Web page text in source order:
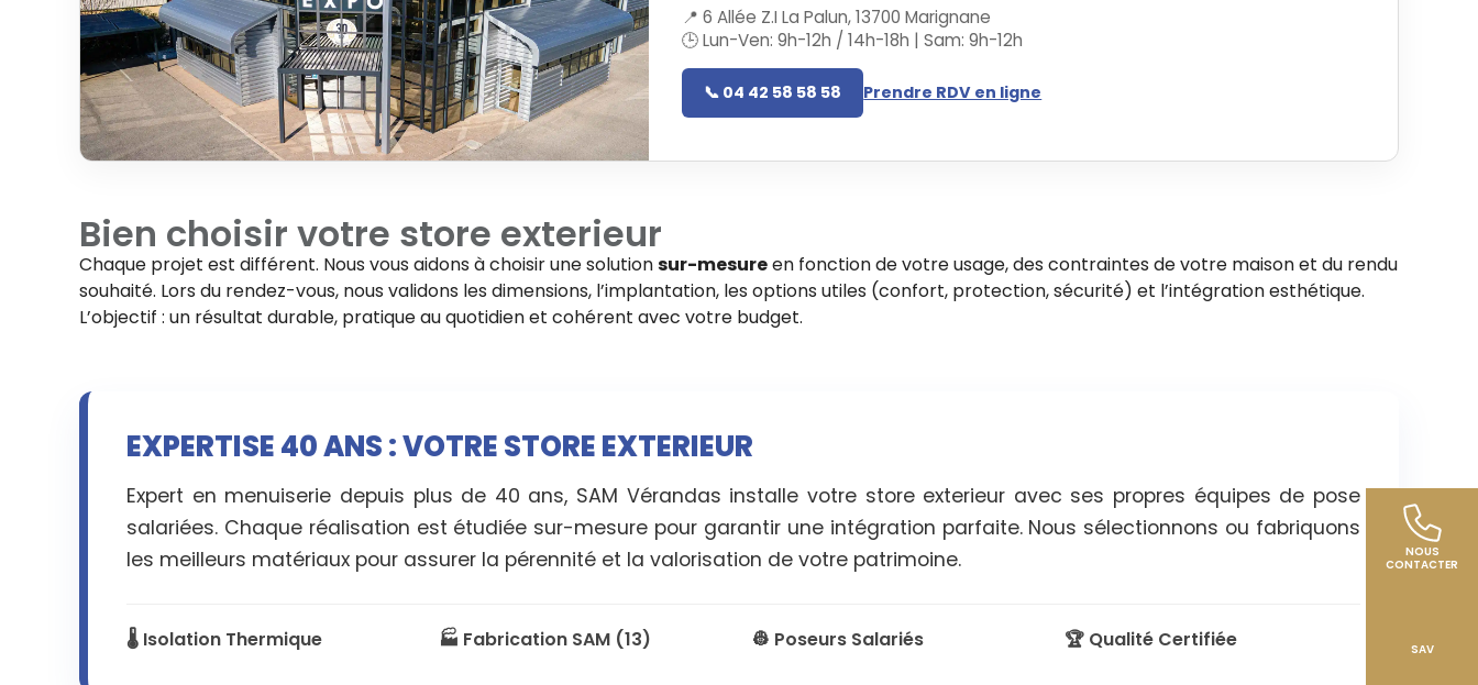
NOUS
CONTACTER
SAV
📍 6 Allée Z.I La Palun, 13700 Marignane
🕒 Lun-Ven: 9h-12h / 14h-18h | Sam: 9h-12h
📞 04 42 58 58 58 Prendre RDV en ligne
Bien choisir votre store exterieur
Chaque projet est différent. Nous vous aidons à choisir une solutionsur-mesureen fonction de votre usage, des contraintes de votre maison et du rendu
souhaité. Lors du rendez-vous, nous validons les dimensions, l’implantation, les options utiles (confort, protection, sécurité) et l’intégration esthétique.
L’objectif : un résultat durable, pratique au quotidien et cohérent avec votre budget.
EXPERTISE 40 ANS : VOTRE STORE EXTERIEUR
Expert en menuiserie depuis plus de 40 ans, SAM Vérandas installe votre store exterieur avec ses propres équipes de pose
salariées. Chaque réalisation est étudiée sur-mesure pour garantir une intégration parfaite. Nous sélectionnons ou fabriquons
les meilleurs matériaux pour assurer la pérennité et la valorisation de votre patrimoine.
🌡️ Isolation Thermique 🏭 Fabrication SAM (13) 👷 Poseurs Salariés 🏆 Qualité Certifiée